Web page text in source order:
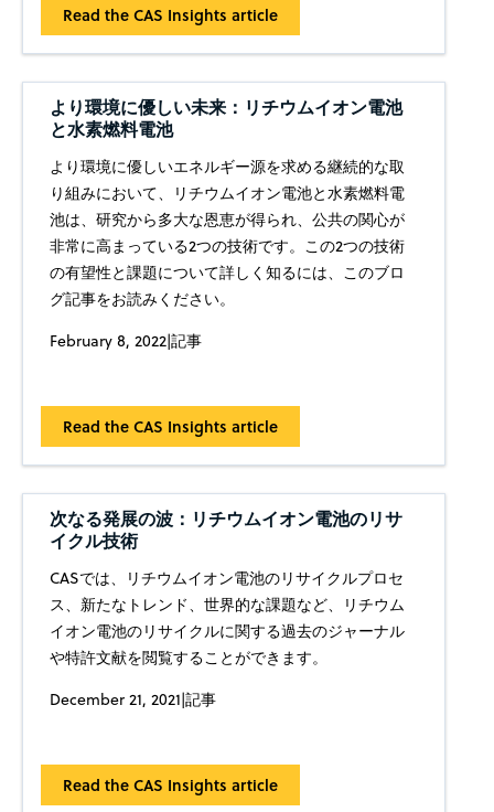
Read the CAS Insights article
より環境に優しい未来：リチウムイオン電池
と水素燃料電池
より環境に優しいエネルギー源を求める継続的な取
り組みにおいて、リチウムイオン電池と水素燃料電
池は、研究から多大な恩恵が得られ、公共の関心が
非常に高まっている2つの技術です。この2つの技術
の有望性と課題について詳しく知るには、このブロ
グ記事をお読みください。
February 8, 2022|記事
Read the CAS Insights article
次なる発展の波：リチウムイオン電池のリサ
イクル技術
CASでは、リチウムイオン電池のリサイクルプロセ
ス、新たなトレンド、世界的な課題など、リチウム
イオン電池のリサイクルに関する過去のジャーナル
や特許文献を閲覧することができます。
December 21, 2021|記事
Read the CAS Insights article